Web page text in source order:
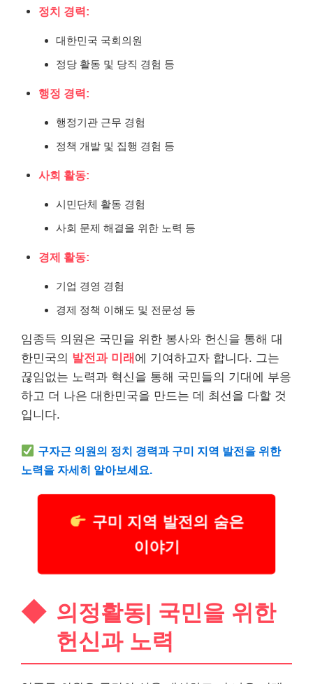
정치 경력:
대한민국 국회의원
정당 활동 및 당직 경험 등
행정 경력:
행정기관 근무 경험
정책 개발 및 집행 경험 등
사회 활동:
시민단체 활동 경험
사회 문제 해결을 위한 노력 등
경제 활동:
기업 경영 경험
경제 정책 이해도 및 전문성 등
임종득 의원은 국민을 위한 봉사와 헌신을 통해 대
한민국의 발전과 미래 에 기여하고자 합니다. 그는
끊임없는 노력과 혁신을 통해 국민들의 기대에 부응
하고 더 나은 대한민국을 만드는 데 최선을 다할 것
입니다.
구자근 의원의 정치 경력과 구미 지역 발전을 위한
노력을 자세히 알아보세요.
구미 지역 발전의 숨은
이야기
의정활동| 국민을 위한
헌신과 노력